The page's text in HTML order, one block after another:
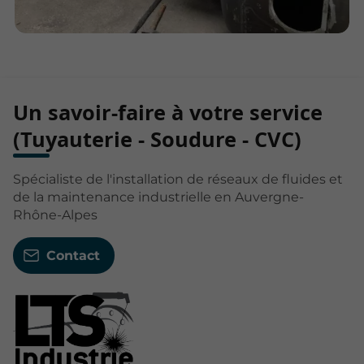
Un savoir-faire à votre service
(Tuyauterie - Soudure - CVC)
Spécialiste de l'installation de réseaux de fluides et
de la maintenance industrielle en Auvergne-
Rhône-Alpes
Contact